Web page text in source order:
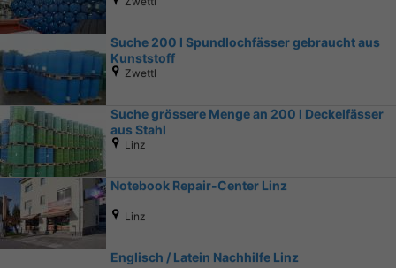
Suche 200 l Spundlochfässer gebraucht aus
Kunststoff
Zwettl
Suche grössere Menge an 200 l Deckelfässer
aus Stahl
Linz
Notebook Repair-Center Linz
Linz
Englisch / Latein Nachhilfe Linz